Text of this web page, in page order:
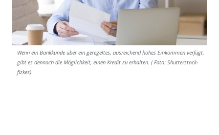
Wenn ein Bankkunde über ein geregeltes, ausreichend hohes Einkommen verfügt,
gibt es dennoch die Möglichkeit, einen Kredit zu erhalten. ( Foto: Shutterstock-
fizkes)